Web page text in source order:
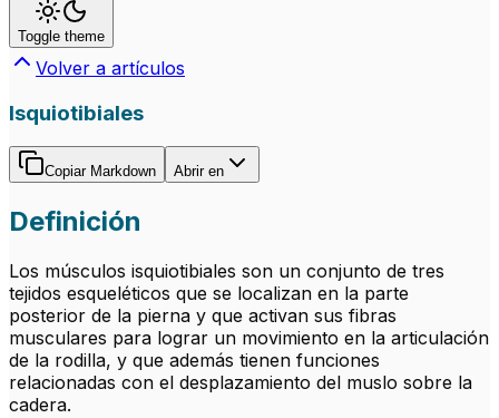
Toggle theme
Volver a artículos
Isquiotibiales
Copiar Markdown Abrir en
Definición
Los músculos isquiotibiales son un conjunto de tres
tejidos esqueléticos que se localizan en la parte
posterior de la pierna y que activan sus fibras
musculares para lograr un movimiento en la articulación
de la rodilla, y que además tienen funciones
relacionadas con el desplazamiento del muslo sobre la
cadera.